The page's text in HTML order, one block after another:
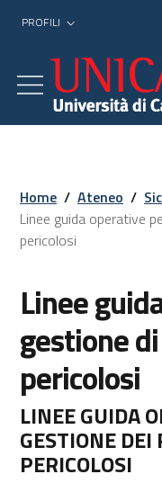
PROFILI
Home / Ateneo /
Linee guida operative
pericolosi
Linee
gestione
pericolosi
LINEE GUIDA
GESTIONE
PERICOLOSI